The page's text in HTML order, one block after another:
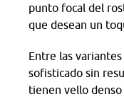
punto focal del
que desean un
Entre las
sofisticado sin
tienen vello denso